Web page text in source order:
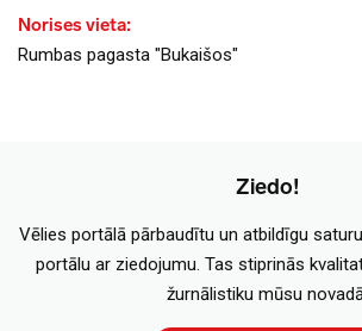
Norises vieta:
Rumbas pagasta "Bukaišos"
Ziedo!
Vēlies portālā pārbaudītu un atbildīgu
portālu ar ziedojumu. Tas stiprinās
žurnālistiku mūsu